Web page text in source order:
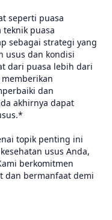
seperti puasa
puasa
sebagai strategi yang
usus dan kondisi
dari puasa lebih dari
dan
akhirnya dapat
topik penting ini
usus Anda,
berkomitmen
dan bermanfaat demi